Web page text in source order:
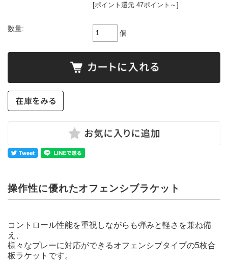
[ポイント還元 47ポイント～]
数量:
個
操作性に優れたオフェンシブラケット
コントロール性能を重視しながらも弾みと軽さを兼ね備
え、
様々なプレーに対応ができるオフェンシブタイプの5枚合
板ラケットです。